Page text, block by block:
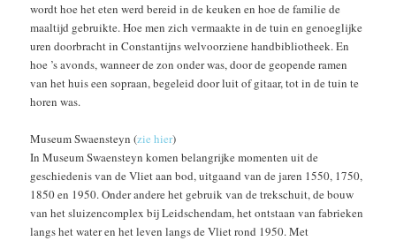
wordt hoe het eten werd bereid in de keuken en hoe de familie de
maaltijd gebruikte. Hoe men zich vermaakte in de tuin en genoeglijke
uren doorbracht in Constantijns welvoorziene handbibliotheek. En
hoe ’s avonds, wanneer de zon onder was, door de geopende ramen
van het huis een sopraan, begeleid door luit of gitaar, tot in de tuin te
horen was.
Museum Swaensteyn (zie hier)
In Museum Swaensteyn komen belangrijke momenten uit de
geschiedenis van de Vliet aan bod, uitgaand van de jaren 1550, 1750,
1850 en 1950. Onder andere het gebruik van de trekschuit, de bouw
van het sluizencomplex bij Leidschendam, het ontstaan van fabrieken
langs het water en het leven langs de Vliet rond 1950. Met